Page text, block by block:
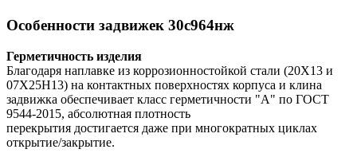
Особенности задвижек 30с964нж
Герметичность изделия
Благодаря наплавке из коррозионностойкой стали (20Х13 и
07Х25Н13) на контактных поверхностях корпуса и клина
задвижка обеспечивает класс герметичности "А" по ГОСТ
9544-2015, абсолютная плотность
перекрытия достигается даже при многократных циклах
открытие/закрытие.